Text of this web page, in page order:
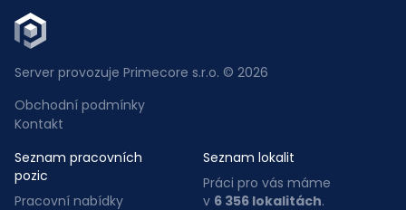
Server provozuje Primecore s.r.o. © 2026
Obchodní podmínky
Kontakt
Seznam pracovních
pozic
Pracovní nabídky
Seznam lokalit
Práci pro vás máme
v 6 356 lokalitách.